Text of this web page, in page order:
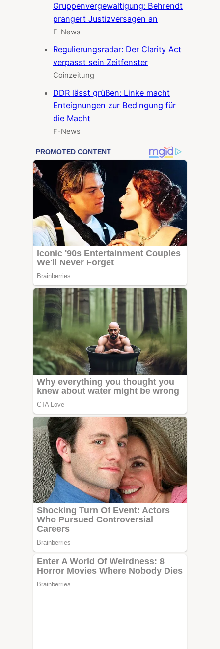
Gruppenvergewaltigung: Behrendt
prangert Justizversagen an
F-News
Regulierungsradar: Der Clarity Act
verpasst sein Zeitfenster
Coinzeitung
DDR lässt grüßen: Linke macht
Enteignungen zur Bedingung für
die Macht
F-News